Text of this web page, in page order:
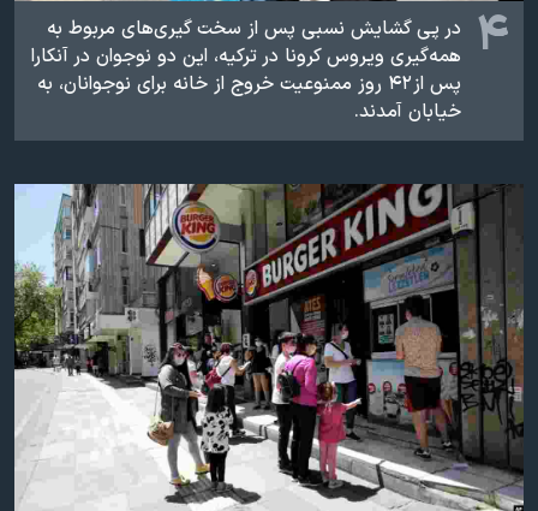
۴
در پی گشایش نسبی پس از سخت گیری‌های مربوط به
همه‌گیری ویروس کرونا در ترکیه، این دو نوجوان در آنکارا
پس از ۴۲ روز ممنوعیت خروج از خانه برای نوجوانان، به
خیابان آمدند.